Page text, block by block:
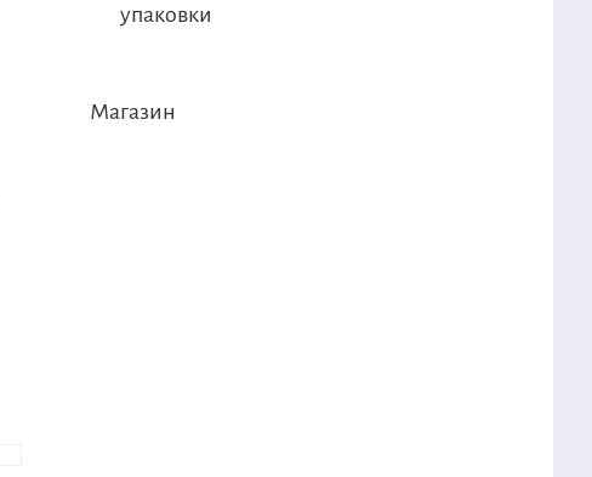
упаковки
Магазин